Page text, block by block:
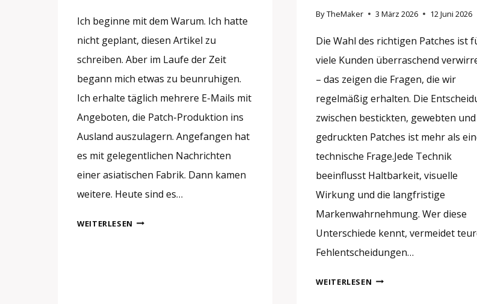
Ich beginne mit dem Warum. Ich hatte
nicht geplant, diesen Artikel zu
schreiben. Aber im Laufe der Zeit
begann mich etwas zu beunruhigen.
Ich erhalte täglich mehrere E-Mails mit
Angeboten, die Patch-Produktion ins
Ausland auszulagern. Angefangen hat
es mit gelegentlichen Nachrichten
einer asiatischen Fabrik. Dann kamen
weitere. Heute sind es…
WEITERLESEN AUFNÄHER
By TheMaker 3 März 2026 12 Juni 2026
Die Wahl des richtigen Patches ist
viele Kunden überraschend
– das zeigen die Fragen, die wir
regelmäßig erhalten. Die
zwischen bestickten, gewebten und
gedruckten Patches ist mehr als
technische Frage.Jede Technik
beeinflusst Haltbarkeit, visuelle
Wirkung und die langfristige
Markenwahrnehmung. Wer diese
Unterschiede kennt, vermeidet
Fehlentscheidungen…
WEITERLESEN BESTICKTE,